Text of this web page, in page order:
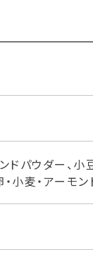
ドパウダー、小
小麦・アーモン